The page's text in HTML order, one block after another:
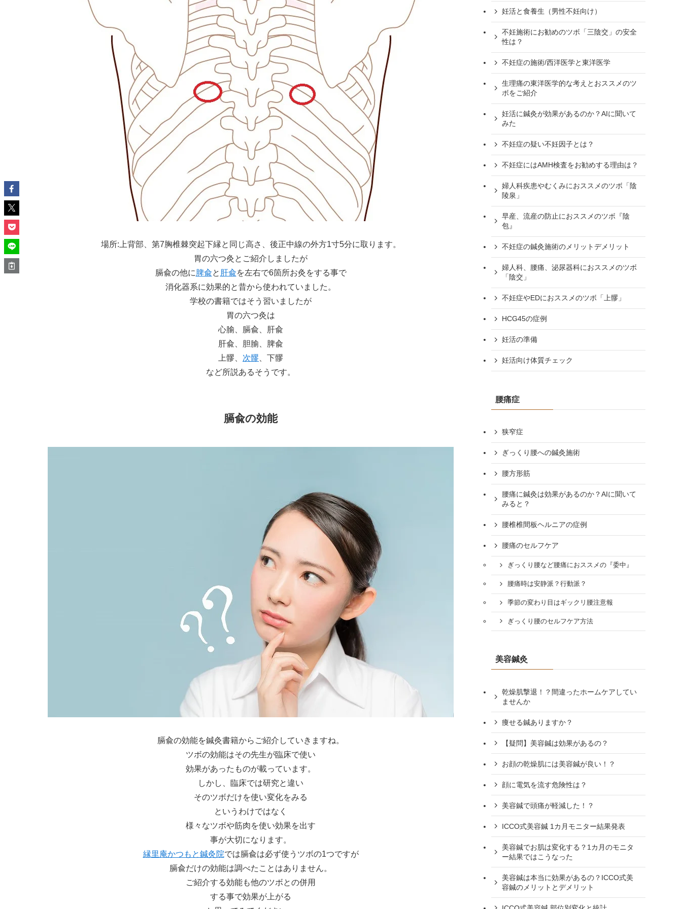
場所:上背部、第7胸椎棘突起下縁と同じ高さ、後正中線の外方1寸5分に取ります。
胃の六つ灸とご紹介しましたが
膈兪の他に脾兪と 肝兪を左右で6箇所お灸をする事で
消化器系に効果的と昔から使われていました。
学校の書籍ではそう習いましたが
胃の六つ灸は
心腧、膈兪、肝兪
肝兪、胆腧、脾兪
上髎、 次髎 、下髎
など所説あるそうです。
膈兪の効能
膈兪の効能を鍼灸書籍からご紹介していきますね。
ツボの効能はその先生が臨床で使い
効果があったものが載っています。
しかし、臨床では研究と違い
そのツボだけを使い変化をみる
というわけではなく
様々なツボや筋肉を使い効果を出す
事が大切になります。
縁里庵かつもと鍼灸院では膈兪は必ず使うツボの1つですが
膈兪だけの効能は調べたことはありません。
ご紹介する効能も他のツボとの併用
する事で効果が上がる
妊活と食養生（男性不妊向け）
不妊施術にお勧めのツボ「三陰交」の安全
性は？
不妊症の施術/西洋医学と東洋医学
生理痛の東洋医学的な考えとおススメのツ
ボをご紹介
妊活に鍼灸が効果があるのか？AIに聞いて
みた
不妊症の疑い不妊因子とは？
不妊症にはAMH検査をお勧めする理由は？
婦人科疾患やむくみにおススメのツボ「陰
陵泉」
早産、流産の防止におススメのツボ『陰
包』
不妊症の鍼灸施術のメリットデメリット
婦人科、腰痛、泌尿器科におススメのツボ
「陰交」
不妊症やEDにおススメのツボ「上髎」
HCG45の症例
妊活の準備
妊活向け体質チェック
腰痛症
狭窄症
ぎっくり腰への鍼灸施術
腰方形筋
腰痛に鍼灸は効果があるのか？AIに聞いて
みると？
腰椎椎間板ヘルニアの症例
腰痛のセルフケア
ぎっくり腰など腰痛におススメの『委中』
腰痛時は安静派？行動派？
季節の変わり目はギックリ腰注意報
ぎっくり腰のセルフケア方法
美容鍼灸
乾燥肌撃退！？間違ったホームケアしてい
ませんか
痩せる鍼ありますか？
【疑問】美容鍼は効果があるの？
お顔の乾燥肌には美容鍼が良い！？
顔に電気を流す危険性は？
美容鍼で頭痛が軽減した！？
ICCO式美容鍼 1カ月モニター結果発表
美容鍼でお肌は変化する？1カ月のモニタ
ー結果ではこうなった
美容鍼は本当に効果があるの？ICCO式美
容鍼のメリットとデメリット